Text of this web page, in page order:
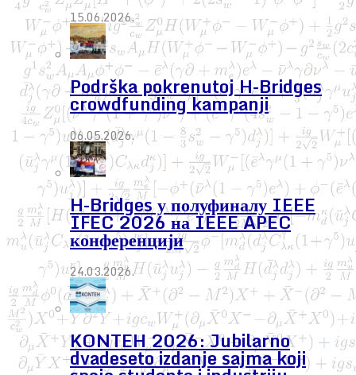
15.06.2026.
Podrška pokrenutoj H-Bridges
crowdfunding kampanji
06.05.2026.
H-Bridges у полуфиналу IEEE
IFEC 2026 на IEEE APEC
конференцији
24.03.2026.
KONTEH 2026: Jubilarno
dvadeseto izdanje sajma koji